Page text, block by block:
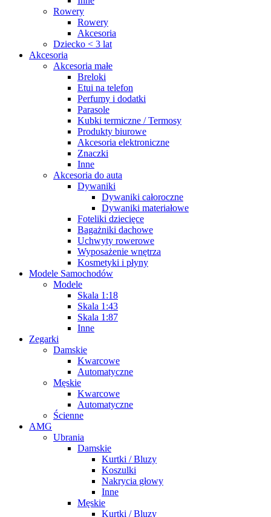
Rowery
Rowery
Akcesoria
Dziecko < 3 lat
Akcesoria
Akcesoria małe
Breloki
Etui na telefon
Perfumy i dodatki
Parasole
Kubki termiczne / Termosy
Produkty biurowe
Akcesoria elektroniczne
Znaczki
Inne
Akcesoria do auta
Dywaniki
Dywaniki całoroczne
Dywaniki materiałowe
Foteliki dziecięce
Bagażniki dachowe
Uchwyty rowerowe
Wyposażenie wnętrza
Kosmetyki i płyny
Modele Samochodów
Modele
Skala 1:18
Skala 1:43
Skala 1:87
Inne
Zegarki
Damskie
Kwarcowe
Automatyczne
Męskie
Kwarcowe
Automatyczne
Ścienne
AMG
Ubrania
Damskie
Kurtki / Bluzy
Koszulki
Nakrycia głowy
Inne
Męskie
Kurtki / Bluzy